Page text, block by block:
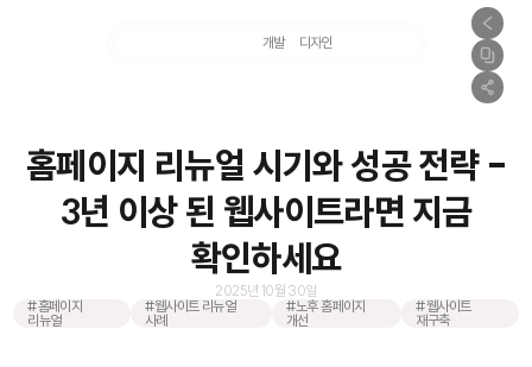
개발 디자인
홈페이지 리뉴얼 시기와 성공 전략 -
3년 이상 된 웹사이트라면 지금
확인하세요
2025년 10월 30일
#홈페이지
리뉴얼
#웹사이트 리뉴얼
사례
#노후 홈페이지
개선
#웹사이트
재구축